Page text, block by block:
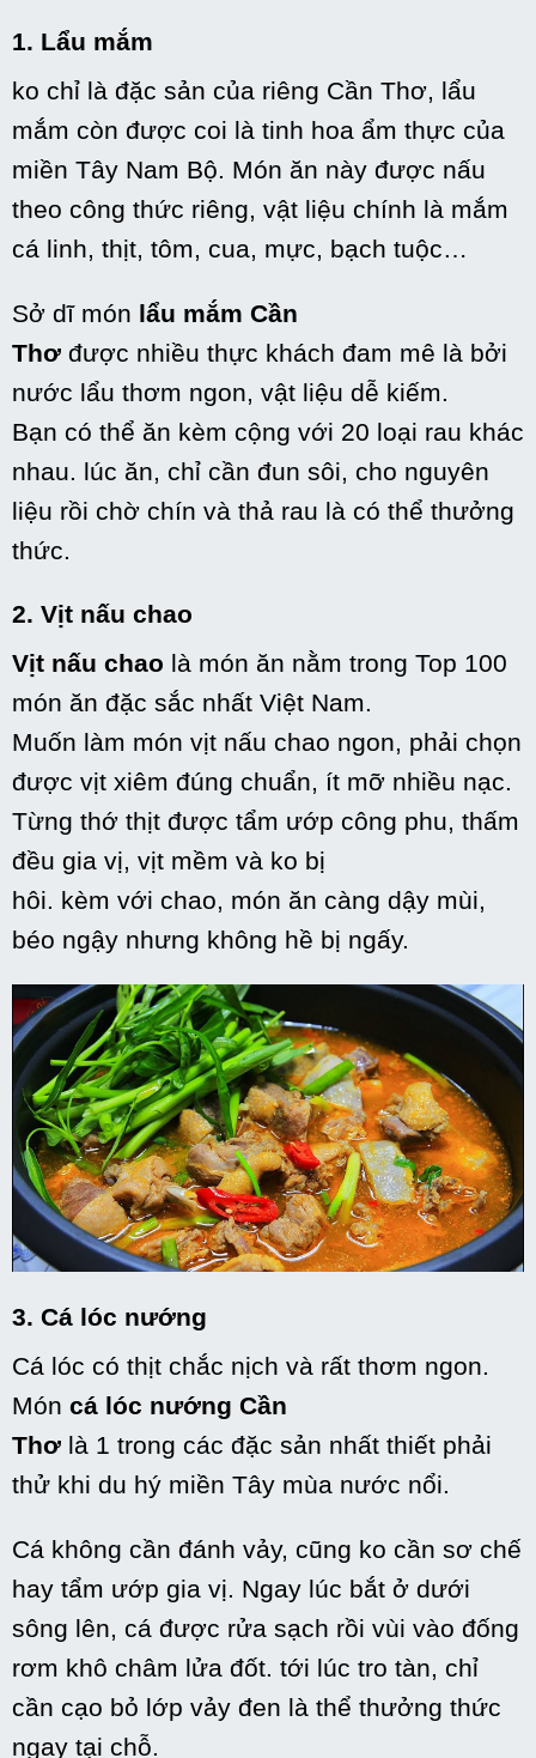
1. Lẩu mắm
ko chỉ là đặc sản của riêng Cần Thơ, lẩu
mắm còn được coi là tinh hoa ẩm thực của
miền Tây Nam Bộ. Món ăn này được nấu
theo công thức riêng, vật liệu chính là mắm
cá linh, thịt, tôm, cua, mực, bạch tuộc…
Sở dĩ món lẩu mắm Cần
Thơ được nhiều thực khách đam mê là bởi
nước lẩu thơm ngon, vật liệu dễ kiếm.
Bạn có thể ăn kèm cộng với 20 loại rau khác
nhau. lúc ăn, chỉ cần đun sôi, cho nguyên
liệu rồi chờ chín và thả rau là có thể thưởng
thức.
2. Vịt nấu chao
Vịt nấu chao là món ăn nằm trong Top 100
món ăn đặc sắc nhất Việt Nam.
Muốn làm món vịt nấu chao ngon, phải chọn
được vịt xiêm đúng chuẩn, ít mỡ nhiều nạc.
Từng thớ thịt được tẩm ướp công phu, thấm
đều gia vị, vịt mềm và ko bị
hôi. kèm với chao, món ăn càng dậy mùi,
béo ngậy nhưng không hề bị ngấy.
3. Cá lóc nướng
Cá lóc có thịt chắc nịch và rất thơm ngon.
Món cá lóc nướng Cần
Thơ là 1 trong các đặc sản nhất thiết phải
thử khi du hý miền Tây mùa nước nổi.
Cá không cần đánh vảy, cũng ko cần sơ chế
hay tẩm ướp gia vị. Ngay lúc bắt ở dưới
sông lên, cá được rửa sạch rồi vùi vào đống
rơm khô châm lửa đốt. tới lúc tro tàn, chỉ
cần cạo bỏ lớp vảy đen là thể thưởng thức
ngay tại chỗ.